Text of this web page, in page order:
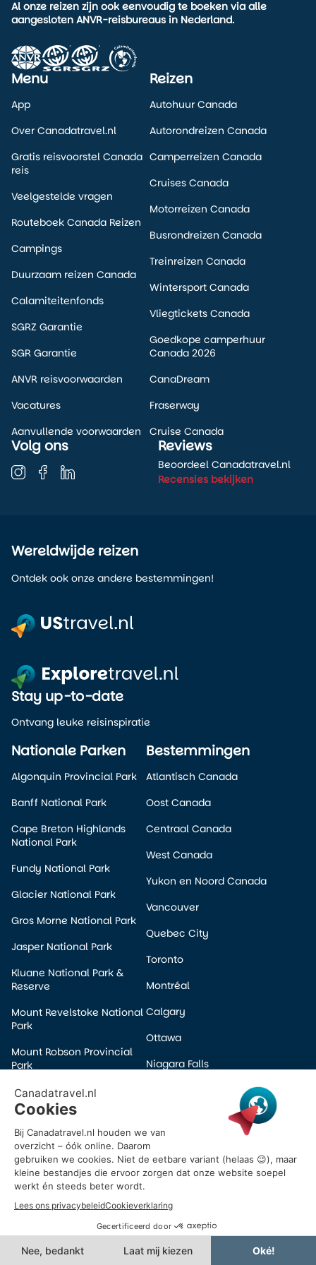
Eaglerider biedt in Canada motoren die geschikt zijn voor
verschillende rijstijlen. De Harley Davidson Pan America
meer vrijheid zoekt dan een traditionele touringmotor
biedt.
Alle verhuur verloopt via de locatie in Vancouver, het
startpunt van je motorreis. Vanuit hier kun je alle kanten
op, van kustroutes tot berggebieden.
Wij helpen je graag met een reis die aansluit op dit type
motor. Denk aan routes waar je de veelzijdigheid van de
Pan America echt benut. Bekijk onze reizen of neem
contact met ons op voor persoonlijk advies.
Al onze reizen zijn ook eenvoudig te boeken via alle
aangesloten ANVR-reisbureaus in Nederland.
Menu
App
Over Canadatravel.nl
Gratis reisvoorstel Canada
reis
Veelgestelde vragen
Routeboek Canada Reizen
Campings
Duurzaam reizen Canada
Calamiteitenfonds
SGRZ Garantie
SGR Garantie
ANVR reisvoorwaarden
Vacatures
Aanvullende voorwaarden
Reizen
Autohuur Canada
Autorondreizen Canada
Camperreizen Canada
Cruises Canada
Motorreizen Canada
Busrondreizen Canada
Treinreizen Canada
Wintersport Canada
Vliegtickets Canada
Goedkope camperhuur
Canada 2026
CanaDream
Fraserway
Cruise Canada
Volg ons Reviews
Beoordeel Canadatravel.nl
Recensies bekijken
Wereldwijde reizen
Ontdek ook onze andere bestemmingen!
Nationale Parken
Algonquin Provincial Park
Banff National Park
Cape Breton Highlands
National Park
Fundy National Park
Glacier National Park
Gros Morne National Park
Jasper National Park
Kluane National Park &
Reserve
Mount Revelstoke National
Park
Mount Robson Provincial
Park
Pacific Rim National Park
Prince Albert National Park
Wells Gray Provincial Park
Yoho National Park
Bestemmingen
Atlantisch Canada
Oost Canada
Centraal Canada
West Canada
Yukon en Noord Canada
Vancouver
Quebec City
Toronto
Montréal
Calgary
Ottawa
Niagara Falls
Halifax
Victoria
Stay up-to-date
Ontvang leuke reisinspiratie
Powered by Ros Web